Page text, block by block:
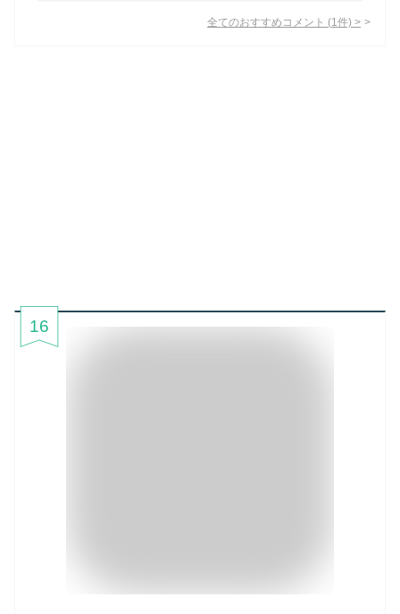
全てのおすすめコメント (1 件) >
16